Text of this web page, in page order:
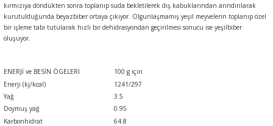
kırmızıya döndükten sonra toplanıp suda bekletilerek dış kabuklarından arındırılarak
kurutulduğunda beyazbiber ortaya çıkıyor. Olgunlaşmamış yeşil meyvelerin toplanıp özel
bir işleme tabi tutularak hızlı bir dehidrasyondan geçirilmesi sonucu ise yeşilbiber
oluşuyor.
ENERJİ ve BESİN ÖGELERİ
100 g için
Enerji (kj/kcal)
1241/297
Yağ
3.5
Doymuş yağ
0.95
Karbonhidrat
64.8